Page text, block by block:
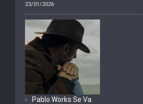
23/01/2026
Pablo Works Se Va